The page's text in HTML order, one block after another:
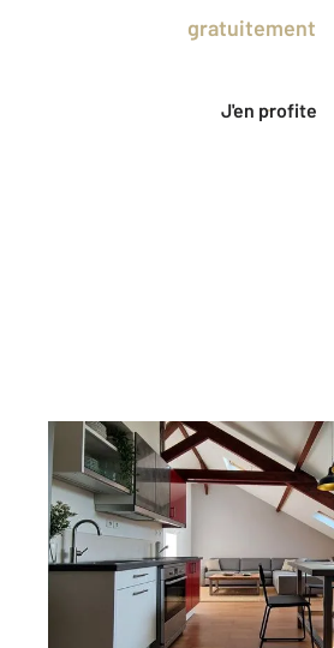
gratuitement
J'en profite
BRIE COMTE ROBERT 77
66 m2 , 4 pièces
Ref : 24860
Appartement F4 à
195 000 €